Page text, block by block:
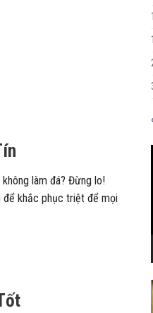
làm đá? Đừng lo!
để khắc phục triệt để mọi